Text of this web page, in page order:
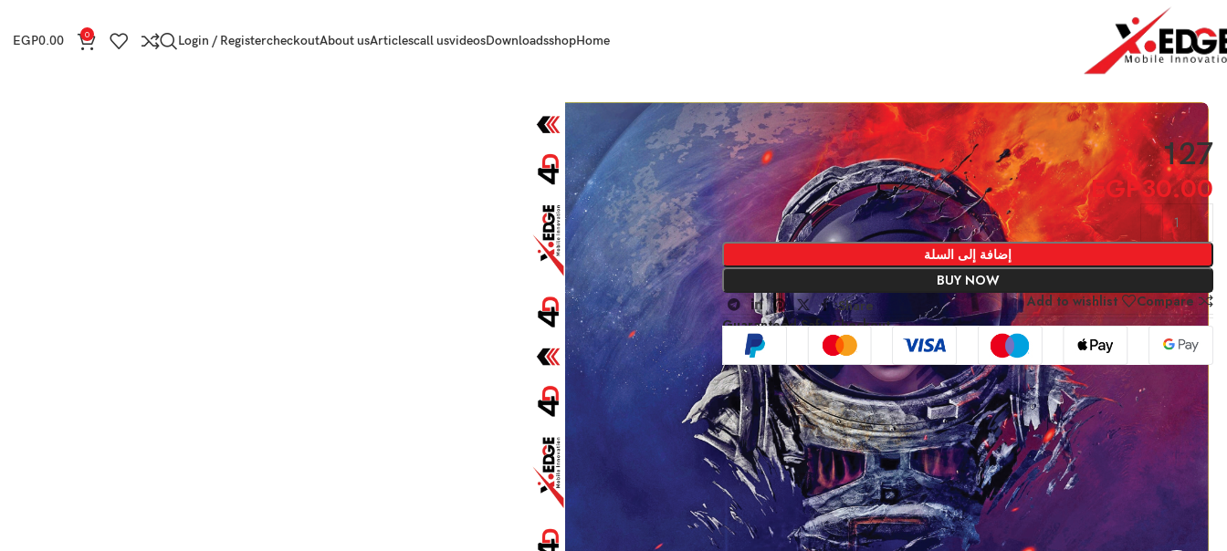
Home
shop
Downloads
videos
call us
Articles
About us
checkout
Login / Register
0
EGP0.00
الرئيسية 3D LAPTOP
127
127
EGP30.00
إضافة إلى السلة
BUY NOW
Compare
Add to wishlist
Share:
Guaranteed Safe Checkout